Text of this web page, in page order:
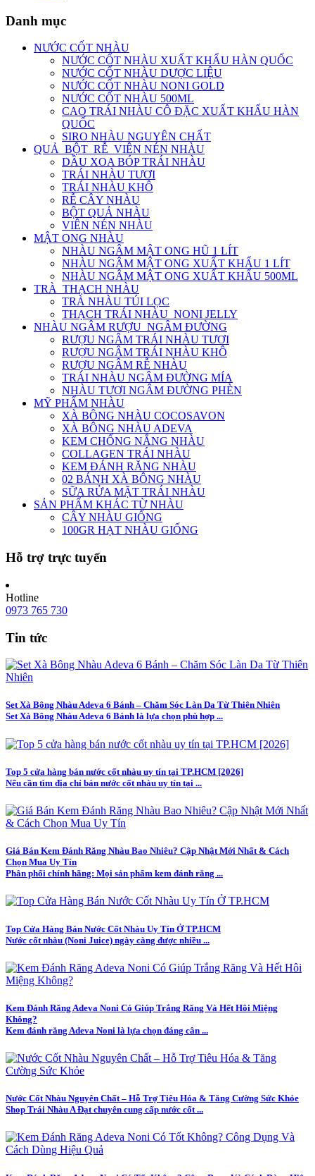
Danh mục
NƯỚC CỐT NHÀU
NƯỚC CỐT NHÀU XUẤT KHẨU HÀN QUỐC
NƯỚC CỐT NHÀU DƯỢC LIỆU
NƯỚC CỐT NHÀU NONI GOLD
NƯỚC CỐT NHÀU 500ML
CAO TRÁI NHÀU CÔ ĐẶC XUẤT KHẨU HÀN
QUỐC
SIRO NHÀU NGUYÊN CHẤT
QUẢ_BỘT_RỄ_VIÊN NÉN NHÀU
DẦU XOA BÓP TRÁI NHÀU
TRÁI NHÀU TƯƠI
TRÁI NHÀU KHÔ
RỄ CÂY NHÀU
BỘT QUẢ NHÀU
VIÊN NÉN NHÀU
MẬT ONG NHÀU
NHÀU NGÂM MẬT ONG HŨ 1 LÍT
NHÀU NGÂM MẬT ONG XUẤT KHẨU 1 LÍT
NHÀU NGÂM MẬT ONG XUẤT KHẨU 500ML
TRÀ_THẠCH NHÀU
TRÀ NHÀU TÚI LỌC
THẠCH TRÁI NHÀU_NONI JELLY
NHÀU NGÂM RƯỢU_NGÂM ĐƯỜNG
RƯỢU NGÂM TRÁI NHÀU TƯƠI
RƯỢU NGÂM TRÁI NHÀU KHÔ
RƯỢU NGÂM RỄ NHÀU
TRÁI NHÀU NGÂM ĐƯỜNG MÍA
NHÀU TƯƠI NGÂM ĐƯỜNG PHÈN
MỸ PHẨM NHÀU
XÀ BÔNG NHÀU COCOSAVON
XÀ BÔNG NHÀU ADEVA
KEM CHỐNG NẮNG NHÀU
COLLAGEN TRÁI NHÀU
KEM ĐÁNH RĂNG NHÀU
02 BÁNH XÀ BÔNG NHÀU
SỮA RỬA MẶT TRÁI NHÀU
SẢN PHẨM KHÁC TỪ NHÀU
CÂY NHÀU GIỐNG
100GR HẠT NHÀU GIỐNG
Hỗ trợ trực tuyến
Hotline
0973 765 730
Tin tức
Set Xà Bông Nhàu Adeva 6 Bánh – Chăm Sóc Làn Da Từ Thiên Nhiên
Set Xà Bông Nhàu Adeva 6 Bánh là lựa chọn phù hợp ...
Top 5 cửa hàng bán nước cốt nhàu uy tín tại TP.HCM [2026]
Nếu cần tìm địa chỉ bán nước cốt nhàu uy tín tại ...
Giá Bán Kem Đánh Răng Nhàu Bao Nhiêu? Cập Nhật Mới Nhất & Cách
Chọn Mua Uy Tín
Phân phối chính hãng: Mọi sản phẩm kem đánh răng ...
Top Cửa Hàng Bán Nước Cốt Nhàu Uy Tín Ở TP.HCM
Nước cốt nhàu (Noni Juice) ngày càng được nhiều ...
Kem Đánh Răng Adeva Noni Có Giúp Trắng Răng Và Hết Hôi Miệng
Không?
Kem đánh răng Adeva Noni là lựa chọn đáng cân ...
Nước Cốt Nhàu Nguyên Chất – Hỗ Trợ Tiêu Hóa & Tăng Cường Sức Khỏe
Shop Trái Nhàu A Đạt chuyên cung cấp nước cốt ...